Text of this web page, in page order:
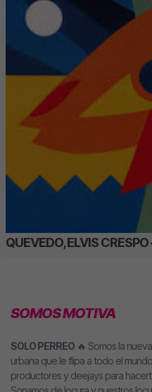
QUEVEDO, ELVIS
SOMOS MOTIVA
SOLO PERREO 🔥 Somos la
urbana que le flipa a todo el
productores y deejays para